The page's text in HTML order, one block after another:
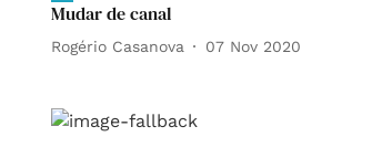
Mudar de canal
Rogério Casanova 07 Nov 2020